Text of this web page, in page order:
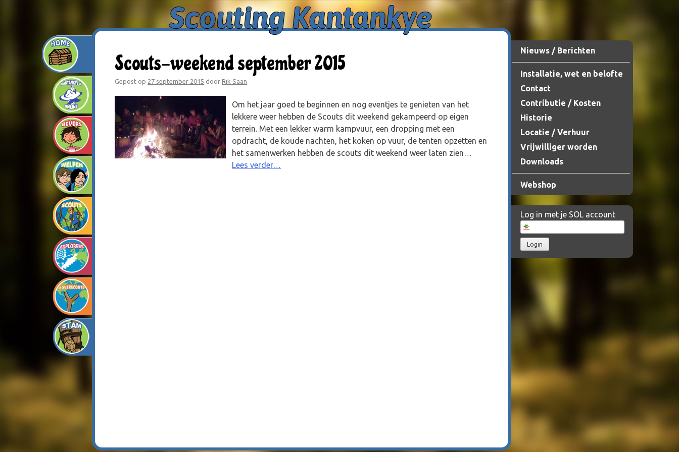
Scouting Kantankye
Scouts-weekend september 2015
Gepost op 27 september 2015 doorRik Saan
Om het jaar goed te beginnen en nog eventjes te genieten van het
lekkere weer hebben de Scouts dit weekend gekampeerd op eigen
terrein. Met een lekker warm kampvuur, een dropping met een
opdracht, de koude nachten, het koken op vuur, de tenten opzetten en
het samenwerken hebben de scouts dit weekend weer laten zien…
Lees verder…
Nieuws / Berichten
Installatie, wet en belofte
Contact
Contributie / Kosten
Historie
Locatie / Verhuur
Vrijwilliger worden
Downloads
Webshop
Log in met je SOL account